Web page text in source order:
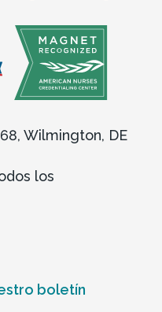
Wilmington, DE
los
boletín